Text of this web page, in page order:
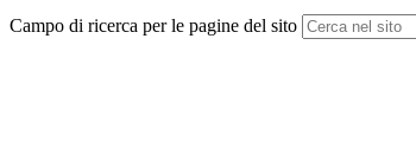
Campo di ricerca per le pagine del sito